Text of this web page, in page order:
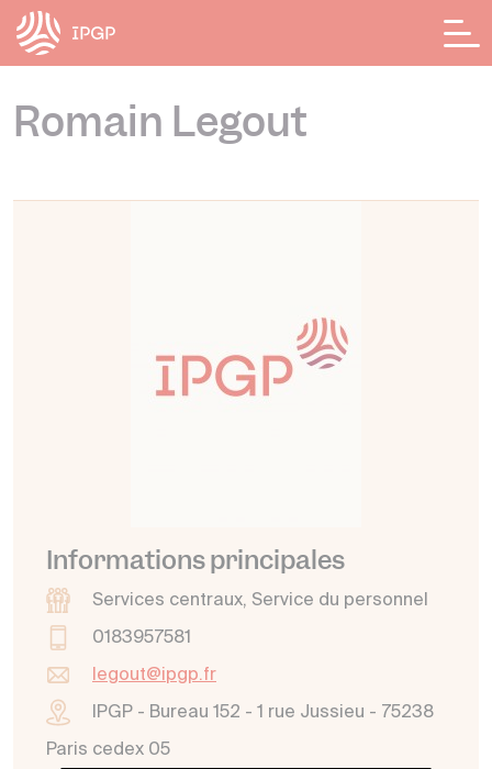
Romain Legout
Informations principales
Services centraux, Service du personnel
0183957581
legout@ipgp.fr
IPGP - Bureau 152 - 1 rue Jussieu - 75238
Paris cedex 05
Panneau de gestion des cookies